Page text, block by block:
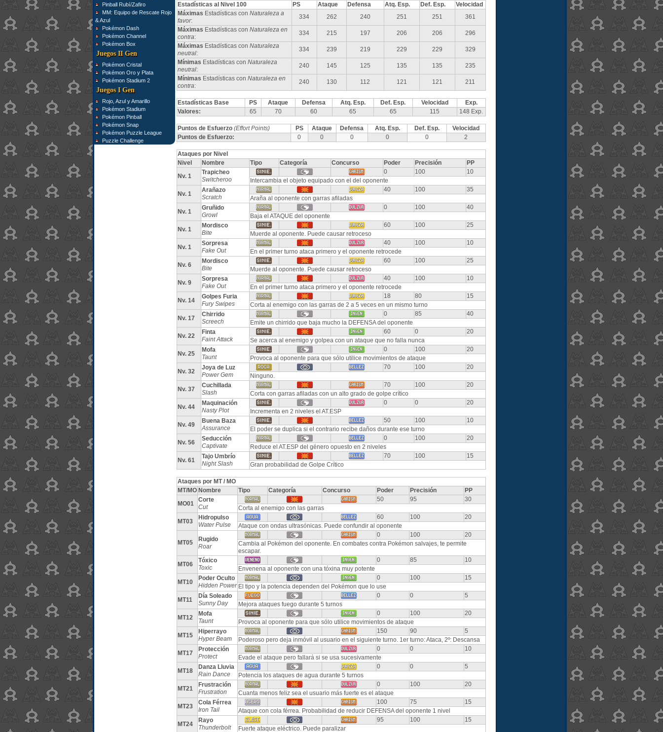
Pinball Rubí/Zafiro
MM: Equipo de Rescate Rojo
& Azul
Pokémon Dash
Pokémon Channel
Pokémon Box
Juegos II Gen
Pokémon Cristal
Pokémon Oro y Plata
Pokémon Stadium 2
Juegos I Gen
Rojo, Azul y Amarillo
Pokémon Stadium
Pokémon Pinball
Pokémon Snap
Pokémon Puzzle League
Puzzle Challenge
Estadísticas al Nivel 100 PS Ataque Defensa Atq. Esp. Def. Esp.
Velocidad
Máximas Estadísticas con Naturaleza a
favor:
334 262 240 251 251
361
Máximas Estadísticas con Naturaleza en
contra:
334 215 197 206 206
296
Máximas Estadísticas con Naturaleza
neutral:
334 239 219 229 229
329
Mínimas Estadísticas con Naturaleza
neutral:
240 145 125 135 135
235
Mínimas Estadísticas con Naturaleza en
contra:
240 130 112 121 121 211
Estadísticas Base PS Ataque Defensa Atq. Esp. Def. Esp. Velocidad
Exp.
Valores:
65 70 60 65 65 115 148 Exp.
Puntos de Esfuerzo (Effort Points) PS Ataque Defensa Atq. Esp. Def. Esp.
Velocidad
Puntos de Esfuerzo:
0 0 0 0 0 2
Ataques por Nivel
Nivel
Nombre Tipo Categoría Concurso Poder Precisión
PP
Nv. 1
Trapicheo
Switcheroo
0 100
10
Intercambia el objeto equipado con el del oponente
Nv. 1
Arañazo
Scratch
40 100
35
Araña al oponente con garras afiladas
Nv. 1
Gruñido
Growl
0 100
40
Baja el ATAQUE del oponente
Nv. 1
Mordisco
Bite
60 100
25
Muerde al oponente. Puede causar retroceso
Nv. 1
Sorpresa
Fake Out
40 100
10
En el primer turno ataca primero y el oponente retrocede
Nv. 6
Mordisco
Bite
60 100
25
Muerde al oponente. Puede causar retroceso
Nv. 9
Sorpresa
Fake Out
40 100
10
En el primer turno ataca primero y el oponente retrocede
Nv. 14
Golpes Furia
Fury Swipes
18 80
15
Corta al enemigo con las garras de 2 a 5 veces en un mismo turno
Nv. 17
Chirrido
Screech
0 85
40
Emite un chirrido que baja mucho la DEFENSA del oponente
Nv. 22
Finta
Faint Attack
60 0
20
Se acerca al enemigo y golpea con un ataque que no falla nunca
Nv. 25
Mofa
Taunt
0 100
20
Provoca al oponente para que sólo utilice movimientos de ataque
Nv. 32
Joya de Luz
Power Gem
70 100
20
Ninguno.
Nv. 37
Cuchillada
Slash
70 100
20
Corta con garras afiladas con un alto grado de golpe crítico
Nv. 44
Maquinación
Nasty Plot
0 0
20
Incrementa en 2 niveles el AT.ESP
Nv. 49
Buena Baza
Assurance
50 100
10
El poder se duplica si el contrario recibe daños durante ese turno
Nv. 56
Seducción
Captivate
0 100
20
Reduce el AT.ESP del género opuesto en 2 niveles
Nv. 61
Tajo Umbrío
Night Slash
70 100
15
Gran probabilidad de Golpe Crítico
Ataques por MT / MO
MT/MO Nombre Tipo Categoría Concurso Poder Precisión
PP
MO01
Corte
Cut
50 95
30
Corta al enemigo con las garras
MT03
Hidropulso
Water Pulse
60 100
20
Ataque con ondas ultrasónicas. Puede confundir al oponente
MT05
Rugido
Roar
0 100
20
Cambia al Pokémon del oponente. En combates contra Pokémon salvajes, te permite
escapar.
MT06
Tóxico
Toxic
0 85
10
Envenena al oponente con una tóxina muy potente
MT10
Poder Oculto
Hidden Power
0 100
15
El tipo y la potencia dependen del Pokémon que lo use
MT11
Día Soleado
Sunny Day
0 0
5
Mejora ataques fuego durante 5 turnos
MT12
Mofa
Taunt
0 100
20
Provoca al oponente para que sólo utilice movimientos de ataque
MT15
Hiperrayo
Hyper Beam
150 90
5
Poderoso pero deja inmóvil al usuario en el siguiente turno. 1er turno: Ataca, 2º: Descansa
MT17
Protección
Protect
0 0
10
Evade el ataque pero fallará si se usa sucesivamente
MT18
Danza Lluvia
Rain Dance
0 0
5
Potencia los ataques de agua durante 5 turnos
MT21
Frustración
Frustration
0 100
20
Cuanta menos feliz sea el usuario más fuerte es el ataque
MT23
Cola Férrea
Iron Tail
100 75
15
Ataque con cola férrea. Probabilidad de reducir DEFENSA del oponente 1 nivel
MT24
Rayo
Thunderbolt
95 100
15
Fuerte ataque eléctrico. Puede paralizar